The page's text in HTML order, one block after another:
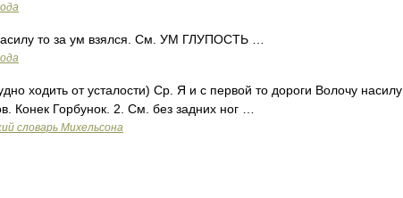
то за ум взялся. См. УМ ГЛУПОСТЬ …
ходить от усталости) Ср. Я и с первой то дороги Волочу насилу
Конек Горбунок. 2. См. без задних ног …
словарь Михельсона